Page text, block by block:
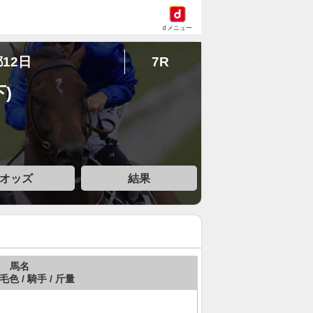
dメニュー
日 7R
)
オッズ 結果
馬名
色 / 騎手 / 斤量